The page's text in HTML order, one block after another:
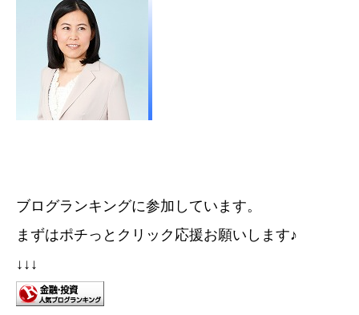
ブログランキングに参加しています。
まずはポチっとクリック応援お願いします♪
↓↓↓